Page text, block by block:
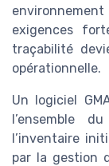
environnement
exigences
traçabilité
opérationnelle.
Un logiciel
l’ensemble
l’inventaire
par la gestion